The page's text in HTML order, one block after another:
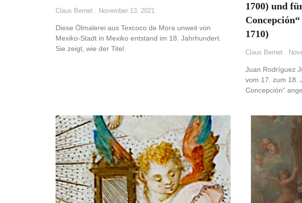
Claus Bernet November 13, 2021
Diese Ölmalerei aus Texcoco de Mora unweit von
Mexiko-Stadt in Mexiko entstand im 18. Jahrhundert.
Sie zeigt, wie der Titel
1700) und
1710)
Claus Bernet
Juan Rodríguez
vom 17. zum 18.
Concepción“